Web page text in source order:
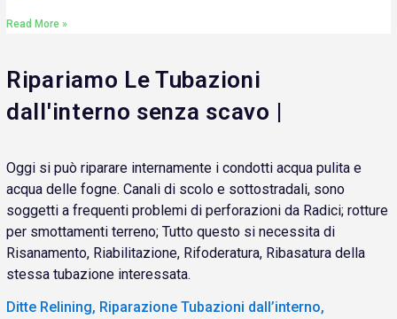
Read More »
Ripariamo Le Tubazioni
dall'interno senza scavo |
Oggi si può riparare internamente i condotti acqua pulita e
acqua delle fogne. Canali di scolo e sottostradali, sono
soggetti a frequenti problemi di perforazioni da Radici; rotture
per smottamenti terreno; Tutto questo si necessita di
Risanamento, Riabilitazione, Rifoderatura, Ribasatura della
stessa tubazione interessata.
Ditte Relining, Riparazione Tubazioni dall’interno,